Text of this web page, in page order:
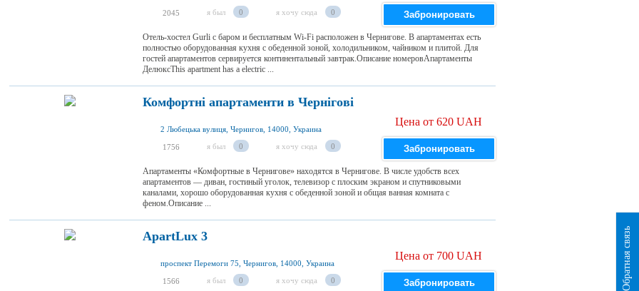
2045 я был 0 я хочу сюда 0 Забронировать
Отель-хостел Gurli с баром и бесплатным Wi-Fi расположен в Чернигове. В апартаментах есть
полностью оборудованная кухня с обеденной зоной, холодильником, чайником и плитой. Для
гостей апартаментов сервируется континентальный завтрак.Описание номеровАпартаменты
ДелюксThis apartment has a electric ...
Комфортні апартаменти в Чернігові
2 Любецька вулиця, Чернигов, 14000, Украина
1756 я был 0 я хочу сюда 0
Цена от 620 UAH
Забронировать
Апартаменты «Комфортные в Чернигове» находятся в Чернигове. В числе удобств всех
апартаментов — диван, гостиный уголок, телевизор с плоским экраном и спутниковыми
каналами, хорошо оборудованная кухня с обеденной зоной и общая ванная комната с
феном.Описание ...
ApartLux 3
проспект Перемоги 75, Чернигов, 14000, Украина
1566 я был 0 я хочу сюда 0
Цена от 700 UAH
Забронировать Обратная связь